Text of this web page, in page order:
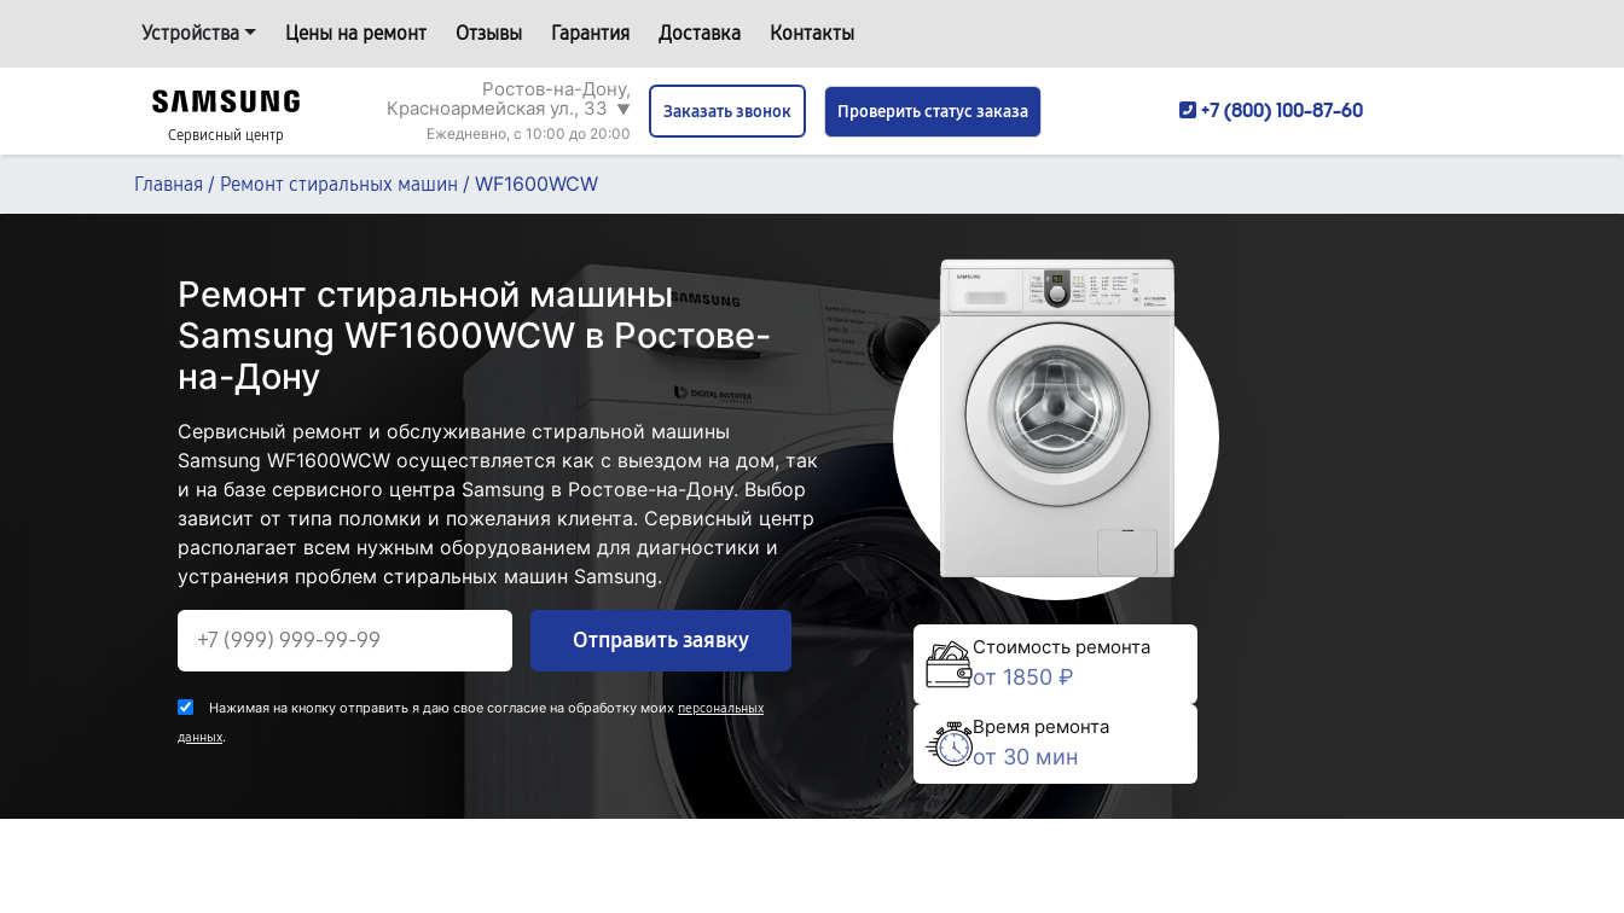
Устройства Цены на ремонт Отзывы Гарантия Доставка Контакты
Сервисный центр
Ростов-на-Дону,
Красноармейская ул., 33 ▼
Ежедневно, с 10:00 до 20:00
Заказать звонок Проверить статус заказа +7 (800) 100-87-60
Главная / Ремонт стиральных машин / WF1600WCW
Ремонт стиральной машины
Samsung WF1600WCW в Ростове-
на-Дону
Сервисный ремонт и обслуживание стиральной машины
Samsung WF1600WCW осуществляется как с выездом на дом, так
и на базе сервисного центра Samsung в Ростове-на-Дону. Выбор
зависит от типа поломки и пожелания клиента. Сервисный центр
располагает всем нужным оборудованием для диагностики и
устранения проблем стиральных машин Samsung.
Отправить заявку
Нажимая на кнопку отправить я даю свое согласие на обработку моих персональных
данных.
Стоимость ремонта
от 1850 ₽
Время ремонта
от 30 мин